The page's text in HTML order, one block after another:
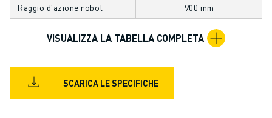
VERNICIATURA
PALLETTIZZAZIONE
SALDATURA A PUNTI
ELETTROEROSIONE A FILO
CASI DI SUCCESSO
SERVIZIO CLIENTI
Raggio d'azione robot 900 mm
VISUALIZZA LA TABELLA COMPLETA
SCARICA LE SPECIFICHE